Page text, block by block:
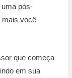
pós-
mais você
que começa
em sua